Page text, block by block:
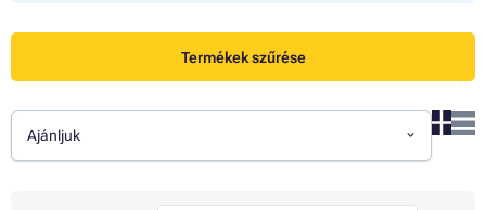
Termékek szűrése
Ajánljuk